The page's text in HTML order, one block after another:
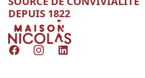
DEPUIS 1822
Nicolas
FacebookInstagramLinkedIn